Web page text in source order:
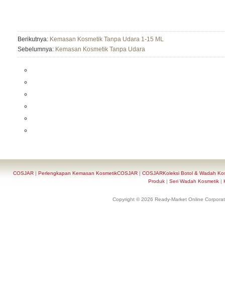
Berikutnya: Kemasan Kosmetik Tanpa Udara 1-15 ML
Sebelumnya: Kemasan Kosmetik Tanpa Udara
COSJAR| Perlengkapan Kemasan KosmetikCOSJAR| COSJARKoleksi Botol & Wadah
Produk | Seri Wadah Kosmetik |
Copyright © 2026 Ready-Market Online